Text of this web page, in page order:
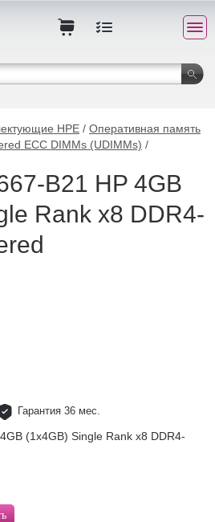
HPE / Оперативная память
ECC DIMMs (UDIMMs) /
B21 HP 4GB
Rank x8 DDR4-
Гарантия 36 мес.
(1x4GB) Single Rank x8 DDR4-